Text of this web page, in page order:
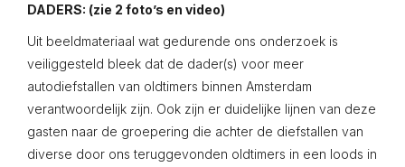
DADERS: (zie 2 foto’s en video)
Uit beeldmateriaal wat gedurende ons onderzoek is
veiliggesteld bleek dat de dader(s) voor meer
autodiefstallen van oldtimers binnen Amsterdam
verantwoordelijk zijn. Ook zijn er duidelijke lijnen van deze
gasten naar de groepering die achter de diefstallen van
diverse door ons teruggevonden oldtimers in een loods in